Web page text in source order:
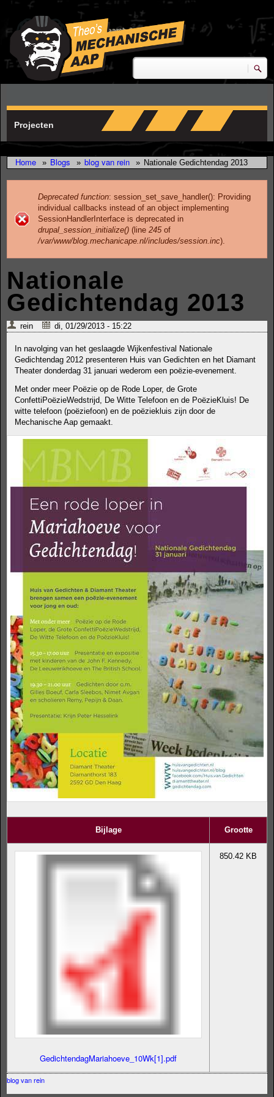
Skip to main content
research & development
Zoeken
Projecten
Home » Blogs » blog van rein » Nationale Gedichtendag 2013
Error message
Deprecated function: session_set_save_handler(): Providing
individual callbacks instead of an object implementing
SessionHandlerInterface is deprecated in
drupal_session_initialize() (line 245of
/var/www/blog.mechanicape.nl/includes/session.inc).
Nationale
Gedichtendag 2013
rein di, 01/29/2013 - 15:22
In navolging van het geslaagde Wijkenfestival Nationale
Gedichtendag 2012 presenteren Huis van Gedichten en het Diamant
Theater donderdag 31 januari wederom een poëzie-evenement.
Met onder meer Poëzie op de Rode Loper, de Grote
ConfettiPoëzieWedstrijd, De Witte Telefoon en de PoëzieKluis! De
witte telefoon (poëziefoon) en de poëziekluis zijn door de
Mechanische Aap gemaakt.
Bijlage Grootte
GedichtendagMariahoeve_10Wk[1].pdf
850.42 KB
blog van rein